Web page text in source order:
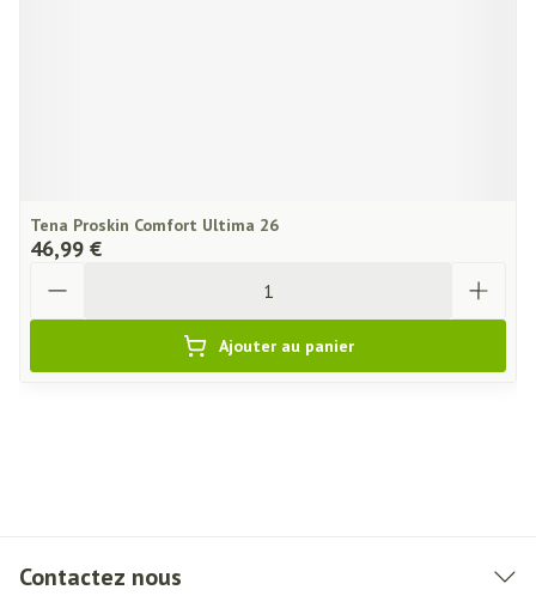
Tena Proskin Comfort Ultima 26
46,99 €
Ajouter au panier
Contactez nous